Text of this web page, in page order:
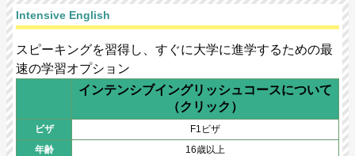
Intensive English
スピーキングを習得し、すぐに大学に進学するための最
速の学習オプション
インテンシブイングリッシュコースについて
（クリック）
ビザ
F1ビザ
年齢
16歳以上